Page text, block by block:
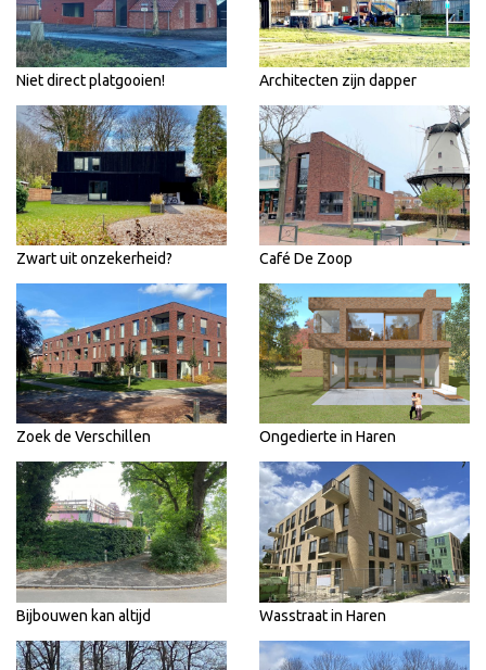
Niet direct platgooien! Architecten zijn dapper
Zwart uit onzekerheid? Café De Zoop
Zoek de Verschillen Ongedierte in Haren
Bijbouwen kan altijd Wasstraat in Haren